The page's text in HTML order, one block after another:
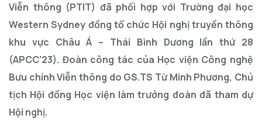
Viễn thông (PTIT) đã phối hợp với Trường đại học
Western Sydney đồng tổ chức Hội nghị truyền thông
khu vực Châu Á – Thái Bình Dương lần thứ 28
(APCC’23). Đoàn công tác của Học viện Công nghệ
Bưu chính Viễn thông do GS.TS Từ Minh Phương, Chủ
tịch Hội đồng Học viện làm trưởng đoàn đã tham dự
Hội nghị.